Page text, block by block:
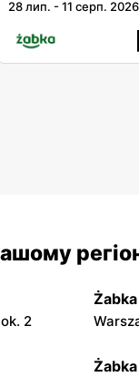
28 лип. -11 серп. 2026
2
Żabka
Żabka